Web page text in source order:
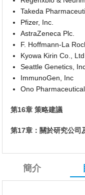
Takeda
Pfizer, Inc.
AstraZeneca Plc.
F. Hoffmann-La
Kyowa Kirin Co., Ltd
Seattle Genetics,
ImmunoGen, Inc
Ono
第16章 策略建議
第17章：關於研究公司
簡介